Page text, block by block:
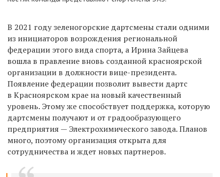
В 2021 году зеленогорские дартсмены стали одними
из инициаторов возрождения региональной
федерации этого вида спорта, а Ирина Зайцева
вошла в правление вновь созданной красноярской
организации в должности вице-президента.
Появление федерации позволит вывести дартс
в Красноярском крае на новый качественный
уровень. Этому же способствует поддержка, которую
дартсмены получают и от градообразующего
предприятия — Электрохимического завода. Планов
много, поэтому организация открыта для
сотрудничества и ждет новых партнеров.